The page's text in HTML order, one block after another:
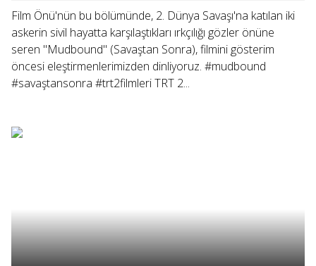
Film Önü'nün bu bölümünde, 2. Dünya Savaşı'na katılan iki
askerin sivil hayatta karşılaştıkları ırkçılığı gözler önüne
seren "Mudbound" (Savaştan Sonra), filmini gösterim
öncesi eleştirmenlerimizden dinliyoruz. #mudbound
#savaştansonra #trt2filmleri TRT 2...